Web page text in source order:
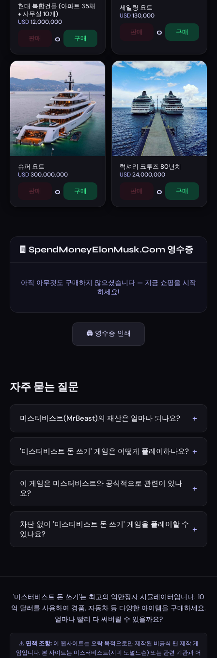
현대 복합건물 (아파트 35채
+ 사무실 10개)
USD12,000,000
판매 0 구매
세일링 요트
USD130,000
판매 0 구매
슈퍼 요트
USD300,000,000
판매 0 구매
럭셔리 크루즈 80년치
USD24,000,000
판매 0 구매
🧾 SpendMoneyElonMusk.Com 영수증
아직 아무것도 구매하지 않으셨습니다 — 지금 쇼핑을 시작
하세요!
🖨️ 영수증 인쇄
자주 묻는 질문
미스터비스트(MrBeast)의 재산은 얼마나 되나요? +
2026년 기준 미스터비스트(지미 도널드슨)의 추정 순자산
은 약 10억 달러(USD)입니다. 그의 재산은 유튜브 채널,
브랜드 파트너십을 통해 형성되었습니다.
'미스터비스트 돈 쓰기' 게임은 어떻게 플레이하나요? +
원하는 타이머를 설정하세요(기본값: 1분). 시작(Start) 버튼
을 누른 후 구매하고 싶은 상품의 Buy 버튼을 클릭하면 됩
니다. 미스터비스트의 재산이 줄어드는 모습을 확인해 보세
써버릴 수 있는지 도전해 보세요!
이 게임은 미스터비스트와 공식적으로 관련이 있나
요?
+
아니요. 이 게임은 오직 재미를 위해 제작된 비공식 팬메이
드 게임입니다. 미스터비스트(지미 도널드슨) 또는 관련된
어떠한 기관이나 단체와도 제휴, 관련, 또는 공식적인 승인
차단 없이 '미스터비스트 돈 쓰기' 게임을 플레이할 수
있나요?
+
'미스터비스트 돈 쓰기'는 최고의 억만장자 시뮬레이터입니다. 10
억 달러를 사용하여 경품, 자동차 등 다양한 아이템을 구매하세요.
얼마나 빨리 다 써버릴 수 있을까요?
⚠️ 면책 조항:이 웹사이트는 오락 목적으로만 제작된 비공식 팬 제작 게
임입니다. 본 사이트는 미스터비스트(지미 도널드슨) 또는 관련 기관과 어